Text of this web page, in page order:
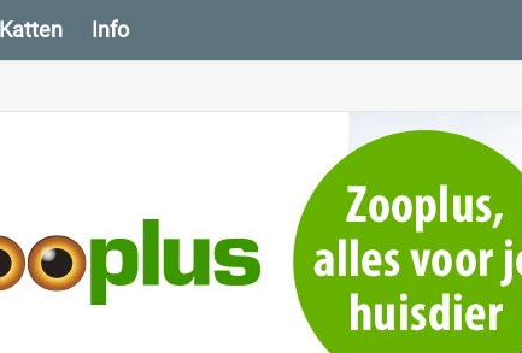
Katten Info